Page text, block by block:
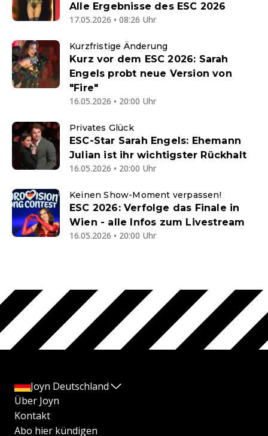
Alle Ergebnisse des ESC 2026
17.05.2026 • 08:26 Uhr
Kurzfristige Änderung
Kurz vor dem ESC 2026: Sarah
Engels probt neue Version von
"Fire"
16.05.2026 • 20:00 Uhr
Privates Glück
ESC-Star Sarah Engels: Ehemann
Julian ist ihr wichtigster Rückhalt
16.05.2026 • 20:00 Uhr
Keinen Show-Moment verpassen!
ESC 2026: Verfolge das Finale in
Wien - alle Infos zum Livestream
16.05.2026 • 20:00 Uhr
Joyn Deutschland
Über Joyn
Kontakt
Abo hier kündigen